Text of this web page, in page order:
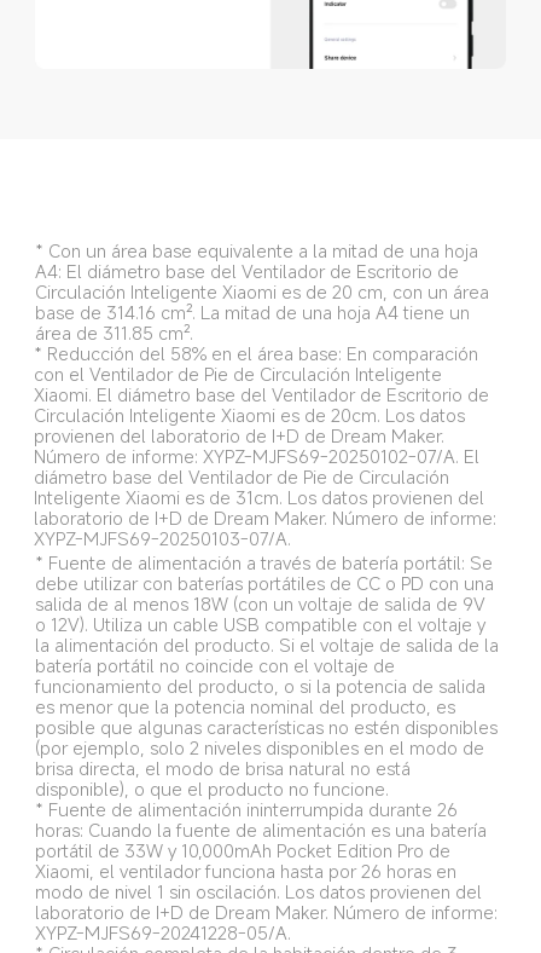
* Con un área base equivalente a la mitad de una hoja
A4: El diámetro base del Ventilador de Escritorio de
Circulación Inteligente Xiaomi es de 20 cm, con un área
base de 314.16 cm². La mitad de una hoja A4 tiene un
área de 311.85 cm².
* Reducción del 58% en el área base: En comparación
con el Ventilador de Pie de Circulación Inteligente
Xiaomi. El diámetro base del Ventilador de Escritorio de
Circulación Inteligente Xiaomi es de 20cm. Los datos
provienen del laboratorio de I+D de Dream Maker.
Número de informe: XYPZ-MJFS69-20250102-07/A. El
diámetro base del Ventilador de Pie de Circulación
Inteligente Xiaomi es de 31cm. Los datos provienen del
laboratorio de I+D de Dream Maker. Número de informe:
XYPZ-MJFS69-20250103-07/A.
* Fuente de alimentación a través de batería portátil: Se
debe utilizar con baterías portátiles de CC o PD con una
salida de al menos 18W (con un voltaje de salida de 9V
o 12V). Utiliza un cable USB compatible con el voltaje y
la alimentación del producto. Si el voltaje de salida de la
batería portátil no coincide con el voltaje de
funcionamiento del producto, o si la potencia de salida
es menor que la potencia nominal del producto, es
posible que algunas características no estén disponibles
(por ejemplo, solo 2 niveles disponibles en el modo de
brisa directa, el modo de brisa natural no está
disponible), o que el producto no funcione.
* Fuente de alimentación ininterrumpida durante 26
horas: Cuando la fuente de alimentación es una batería
portátil de 33W y 10,000mAh Pocket Edition Pro de
Xiaomi, el ventilador funciona hasta por 26 horas en
modo de nivel 1 sin oscilación. Los datos provienen del
laboratorio de I+D de Dream Maker. Número de informe:
XYPZ-MJFS69-20241228-05/A.